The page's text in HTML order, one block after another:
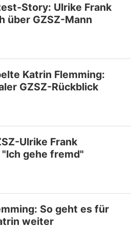
Story: Ulrike Frank
über GZSZ-Mann
Katrin Flemming:
GZSZ-Rückblick
Ulrike Frank
gehe fremd"
So geht es für
weiter